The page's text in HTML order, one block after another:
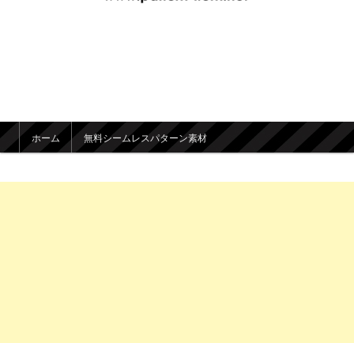
メインメニュー
メインコンテンツへ移動
サブコンテンツへ移動
ホーム 無料シームレスパターン素材